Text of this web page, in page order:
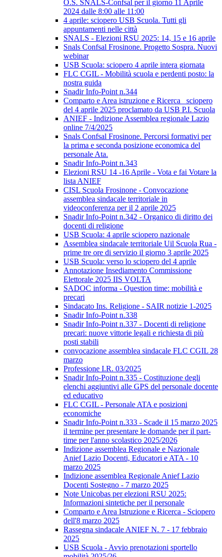
O.S. SNALS-Confsal per il giorno 11 Aprile
2024 dalle 8:00 alle 11:00
4 aprile: sciopero USB Scuola. Tutti gli
appuntamenti nelle città
SNALS - Elezioni RSU 2025: 14, 15 e 16 aprile
Snals Confsal Frosinone. Progetto Sospra. Nuovi
webinar
USB Scuola: sciopero 4 aprile intera giornata
FLC CGIL - Mobilità scuola e perdenti posto: la
nostra guida
Snadir Info-Point n.344
Comparto e Area istruzione e Ricerca_ sciopero
del 4 aprile 2025 proclamato da USB P.I. Scuola
ANIEF - Indizione Assemblea regionale Lazio
online 7/4/2025
Snals Confsal Frosinone. Percorsi formativi per
la prima e seconda posizione economica del
personale Ata.
Snadir Info-Point n.343
Elezioni RSU 14 -16 Aprile - Vota e fai Votare la
lista ANIEF
CISL Scuola Frosinone - Convocazione
assemblea sindacale territoriale in
videoconferenza per il 2 aprile 2025
Snadir Info-Point n.342 - Organico di diritto dei
docenti di religione
USB Scuola: 4 aprile sciopero nazionale
Assemblea sindacale territoriale Uil Scuola Rua -
prime tre ore di servizio il giorno 3 aprile 2025
USB Scuola: verso lo sciopero del 4 aprile
Annotazione Insediamento Commissione
Elettorale 2025 IIS VOLTA
SADOC informa - Question time: mobilità e
precari
Sindacato Ins. Religione - SAIR notizie 1-2025
Snadir Info-Point n.338
Snadir Info-Point n.337 - Docenti di religione
precari: nuove vittorie legali e richiesta di più
posti stabili
convocazione assemblea sindacale FLC CGIL 28
marzo
Professione I.R. 03/2025
Snadir Info-Point n.335 - Costituzione degli
elenchi aggiuntivi alle GPS del personale docente
ed educativo
FLC CGIL - Personale ATA e posizioni
economiche
Snadir Info-Point n.333 - Scade il 15 marzo 2025
il termine per presentare le domande per il part-
time per l'anno scolastico 2025/2026
Indizione assemblea Regionale e Nazionale
Anief Lazio Docenti, Educatori e ATA - 10
marzo 2025
Indizione assemblea Regionale Anief Lazio
Docenti Sostegno - 7 marzo 2025
Note Unicobas per elezioni RSU 2025:
Informazioni sintetiche per il personale
Comparto e Area Istruzione e Ricerca - Sciopero
dell'8 marzo 2025
Rassegna sindacale ANIEF N. 7 - 17 febbraio
2025
USB Scuola - Avvio prenotazioni sportello